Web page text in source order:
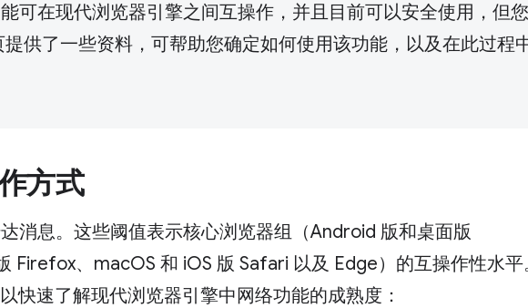
可在现代浏览器引擎之间互操作，并且目前可以安全使用，但
供了一些资料，可帮助您确定如何使用该功能，以及在此过程
方式
消息。这些阈值表示核心浏览器组（Android 版和桌面版
Firefox、macOS 和 iOS 版 Safari 以及 Edge）的互操作性水平
快速了解现代浏览器引擎中网络功能的成熟度：